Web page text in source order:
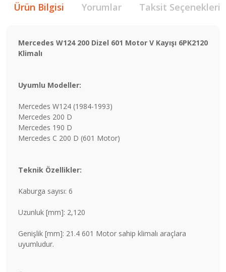
Ürün Bilgisi Yorumlar Taksit Seçenekleri
Mercedes W124 200 Dizel 601 Motor V Kayışı 6PK2120
Klimalı
Uyumlu Modeller:
Mercedes W124 (1984-1993)
Mercedes 200 D
Mercedes 190 D
Mercedes C 200 D (601 Motor)
Teknik Özellikler:
Kaburga sayısı: 6
Uzunluk [mm]: 2,120
Genişlik [mm]: 21.4 601 Motor sahip klimalı araçlara
uyumludur.